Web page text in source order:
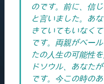
のです。前に、信
と言いました。あ
きていてもいなく
です。両親がベー
たの人生の可能性
ドソウル、あなた
です。今この時の